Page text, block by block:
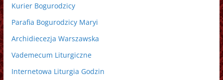
Kurier Bogurodzicy
Parafia Bogurodzicy Maryi
Archidiecezja Warszawska
Vademecum Liturgiczne
Internetowa Liturgia Godzin